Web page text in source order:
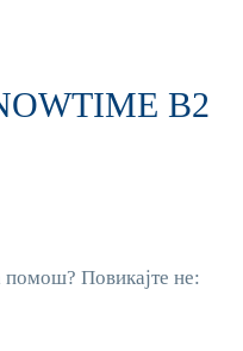
B2
помош? Повикајте не: